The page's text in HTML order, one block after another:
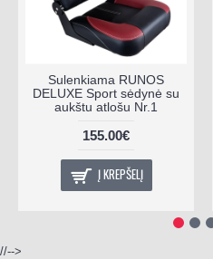
Sulenkiama RUNOS
DELUXE Sport sėdynė su
aukštu atlošu Nr.1
155.00€
Į KREPŠELĮ
//-->